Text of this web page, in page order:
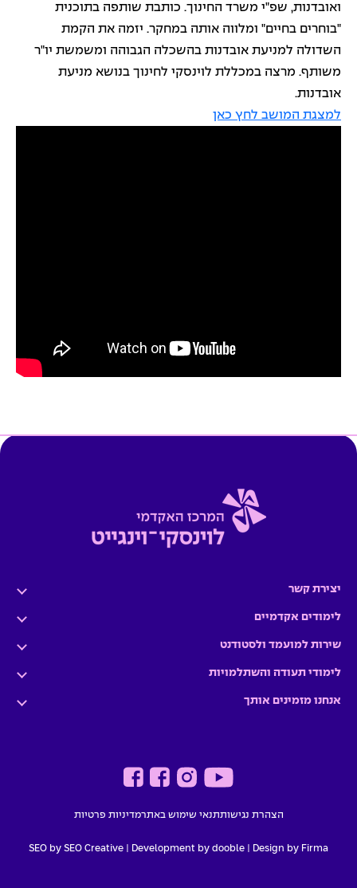
ואובדנות, שפ"י משרד החינוך. כותבת שותפה בתוכנית
"בוחרים בחיים" ומלווה אותה במחקר. יזמה את הקמת
השדולה למניעת אובדנות בהשכלה הגבוהה ומשמשת יו"ר
משותף. מרצה במכללת לוינסקי לחינוך בנושא מניעת
אובדנות.
למצגת המושב לחץ כאן
יצירת קשר
לימודים אקדמיים
שירות למועמד ולסטודנט
לימודי תעודה והשתלמויות
אנחנו מזמינים אותך
הצהרת נגישותתנאי שימוש באתרמדיניות פרטיות
Design by Firma |
Development by dooble
SEO by SEO Creative